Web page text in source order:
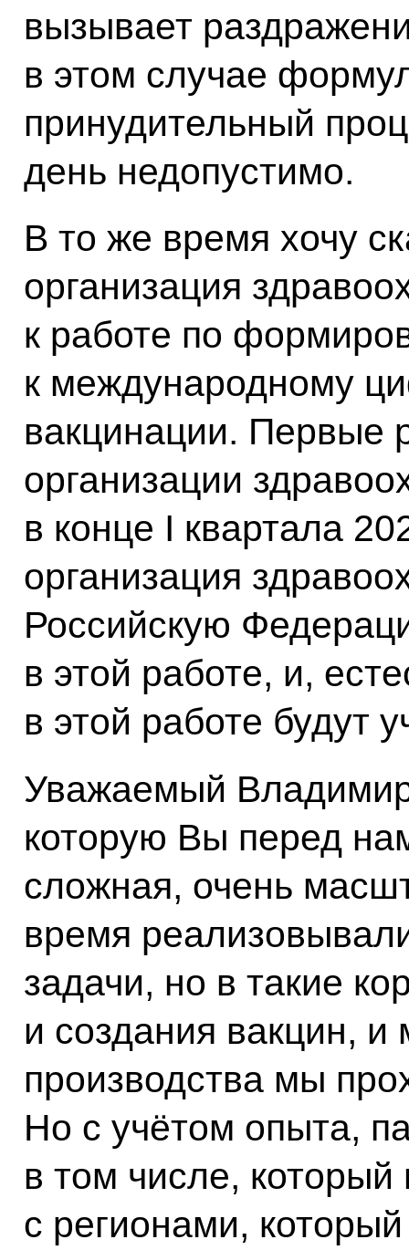
вызывает
в этом случае
принудительный
день недопустимо.
В то же время хочу
организация
к работе по
к международному
вакцинации. Первые
организации
в конце I квартала
организация
Российскую
в этой работе, и,
в этой работе будут
Уважаемый
которую Вы перед
сложная, очень
время
задачи, но в такие
и создания вакцин,
производства мы
Но с учётом опыта,
в том числе,
с регионами,